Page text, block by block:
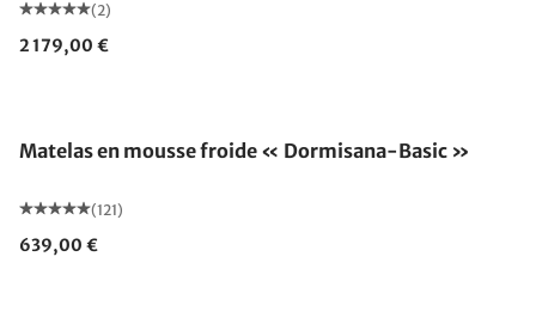
(2)
2 179,00 €
Matelas en mousse froide « Dormisana-Basic »
(121)
639,00 €